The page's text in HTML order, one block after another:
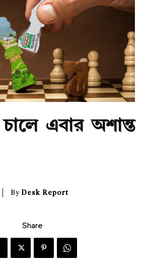
চালে এবার অশান্ত
By Desk Report
Share